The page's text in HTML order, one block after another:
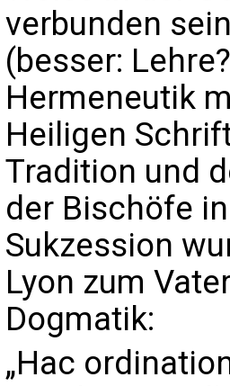
verbunden
(besser:
Hermeneutik
Heiligen
Tradition und
der Bischöfe
Sukzession
Lyon zum
Dogmatik:
„Hac